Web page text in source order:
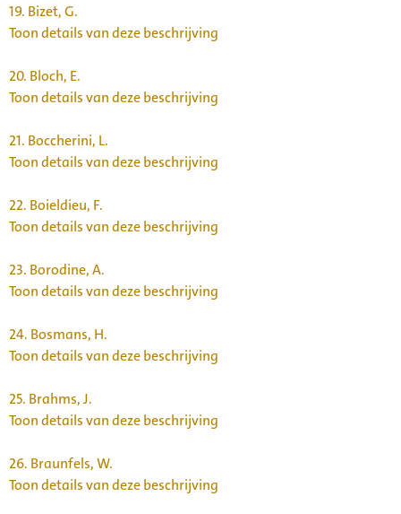
19. Bizet, G.
Toon details van deze beschrijving
20. Bloch, E.
Toon details van deze beschrijving
21. Boccherini, L.
Toon details van deze beschrijving
22. Boieldieu, F.
Toon details van deze beschrijving
23. Borodine, A.
Toon details van deze beschrijving
24. Bosmans, H.
Toon details van deze beschrijving
25. Brahms, J.
Toon details van deze beschrijving
26. Braunfels, W.
Toon details van deze beschrijving